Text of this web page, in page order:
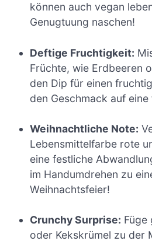
können auch vegan
Genugtuung naschen!
Deftige Fruchtigkeit:
Früchte, wie Erdbeeren
den Dip für einen
den Geschmack auf
Weihnachtliche Note:
Lebensmittelfarbe rote
eine festliche
im Handumdrehen zu
Weihnachtsfeier!
Crunchy Surprise: Füge
oder Kekskrümel zu der